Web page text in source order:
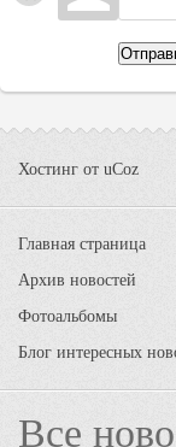
Хостинг от uCoz
Главная страница
Архив новостей
Фотоальбомы
Блог интересных
Все